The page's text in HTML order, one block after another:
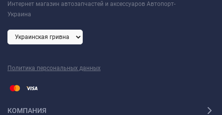
Интернет магазин автозапчастей и аксессуаров Автопорт-
Украина
Политика персональных данных
КОМПАНИЯ